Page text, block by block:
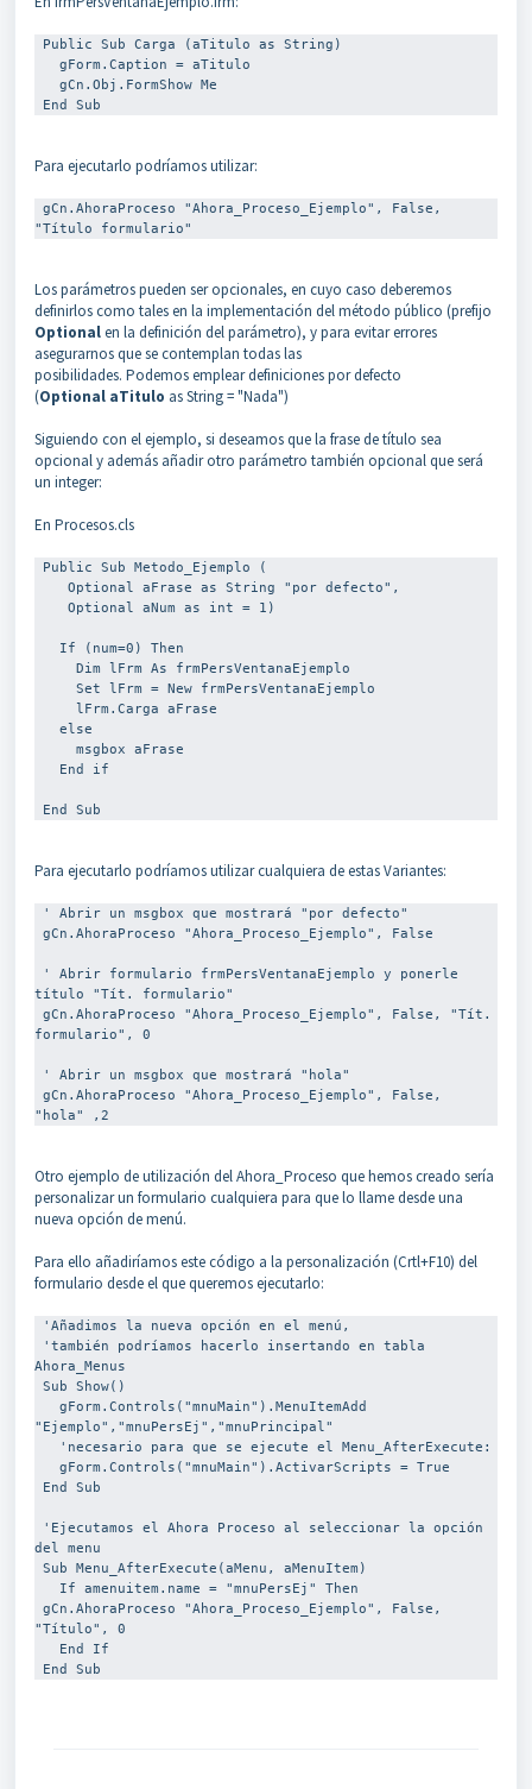
Public Sub Carga (aTitulo as String)
End Sub
Para ejecutarlo podríamos utilizar:
gCn.AhoraProceso "Ahora_Proceso_Ejemplo", False,
"Título formulario"
Los parámetros pueden ser opcionales, en cuyo caso deberemos
definirlos como tales en la implementación del método público (prefijo
Optionalen la definición del parámetro), y para evitar errores
asegurarnos que se contemplan todas las
posibilidades. Podemos emplear definiciones por defecto
(Optional aTitulo as String = "Nada")
Siguiendo con el ejemplo, si deseamos que la frase de título sea
opcional y además añadir otro parámetro también opcional que será
un integer:
En Procesos.cls
Public Sub Metodo_Ejemplo (
Optional aFrase as String "por defecto",
Optional aNum as int = 1)
End Sub
Para ejecutarlo podríamos utilizar cualquiera de estas Variantes:
' Abrir un msgbox que mostrará "por defecto"
título "Tít. formulario"
formulario", 0
"hola" ,2
Otro ejemplo de utilización del Ahora_Proceso que hemos creado sería
personalizar un formulario cualquiera para que lo llame desde una
nueva opción de menú.
Para ello añadiríamos este código a la personalización (Crtl+F10) del
formulario desde el que queremos ejecutarlo:
'Añadimos la nueva opción en el menú,
Ahora_Menus
"Ejemplo","mnuPersEj","mnuPrincipal"
del menu
"Título", 0
End Sub